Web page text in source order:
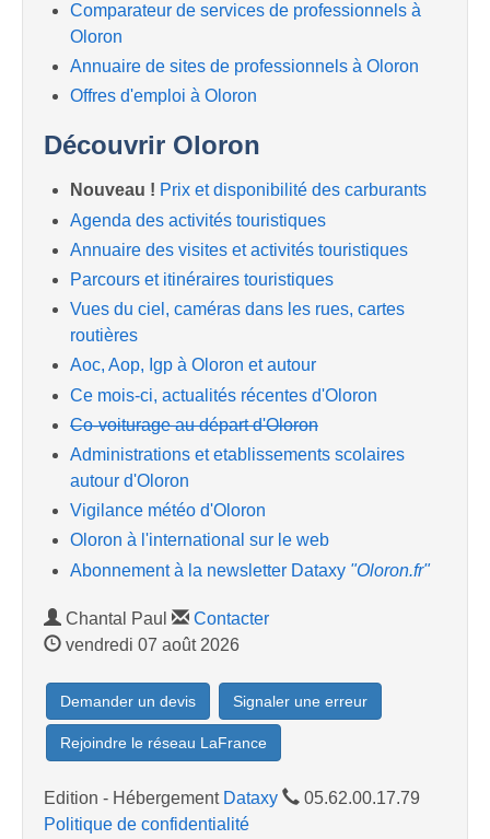
Comparateur de services de professionnels à
Oloron
Annuaire de sites de professionnels à Oloron
Offres d'emploi à Oloron
Découvrir Oloron
Nouveau ! Prix et disponibilité des carburants
Agenda des activités touristiques
Annuaire des visites et activités touristiques
Parcours et itinéraires touristiques
Vues du ciel, caméras dans les rues, cartes
routières
Aoc, Aop, Igp à Oloron et autour
Ce mois-ci, actualités récentes d'Oloron
Co-voiturage au départ d'Oloron
Administrations et etablissements scolaires
autour d'Oloron
Vigilance météo d'Oloron
Oloron à l'international sur le web
Abonnement à la newsletter Dataxy "Oloron.fr"
Chantal Paul
Contacter
vendredi 07 août 2026
Demander un devis Signaler une erreur
Rejoindre le réseau LaFrance
Edition - Hébergement Dataxy
05.62.00.17.79
Politique de confidentialité